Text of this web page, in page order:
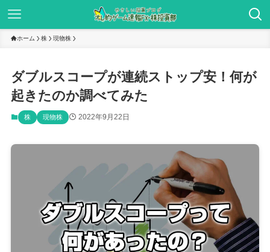
ホーム 株 現物株
ダブルスコープが連続ストップ安！何が
起きたのか調べてみた
株 現物株 2022年9月22日